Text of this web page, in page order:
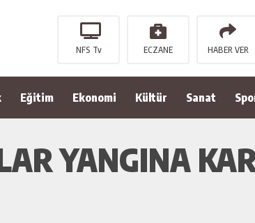
NFS Tv ECZANE HABER VER
Eğitim Ekonomi Kültür Sanat
YANGINA